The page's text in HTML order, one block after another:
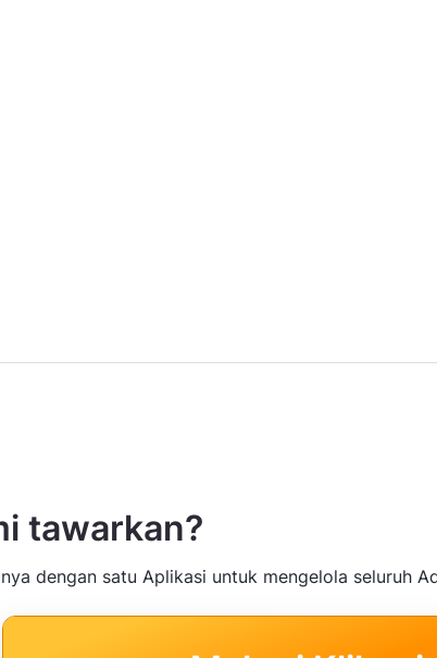
tawarkan?
dengan satu Aplikasi untuk mengelola seluruh